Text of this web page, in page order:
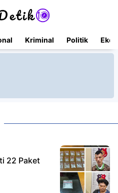
Kriminal Politik
22 Paket